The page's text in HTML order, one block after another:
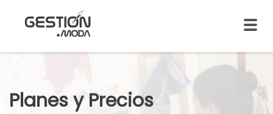
Planes y Precios